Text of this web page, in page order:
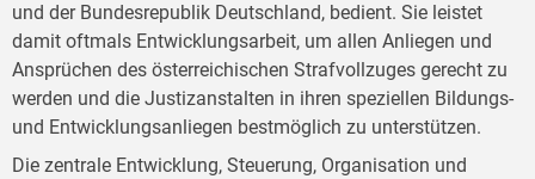
und der Bundesrepublik Deutschland, bedient. Sie leistet
damit oftmals Entwicklungsarbeit, um allen Anliegen und
Ansprüchen des österreichischen Strafvollzuges gerecht zu
werden und die Justizanstalten in ihren speziellen Bildungs-
und Entwicklungsanliegen bestmöglich zu unterstützen.
Die zentrale Entwicklung, Steuerung, Organisation und